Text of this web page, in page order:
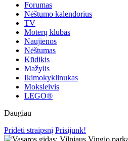
Forumas
Nėštumo kalendorius
TV
Moterų klubas
Naujienos
Nėštumas
Kūdikis
Mažylis
Ikimokyklinukas
Moksleivis
LEGO®
Daugiau
Pridėti straipsnį Prisijunk!